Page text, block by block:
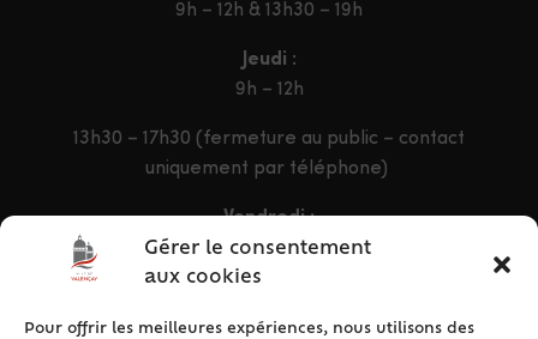
Gérer le consentement
aux cookies
Pour offrir les meilleures expériences, nous utilisons des
9h – 12h & 13h30 – 19h
Jeudi :
9h – 12h
13h30 – 17h30 (fermeture au public – contact
uniquement par téléphone)
Vendredi :
9h – 12h & 13h30 – 16h30